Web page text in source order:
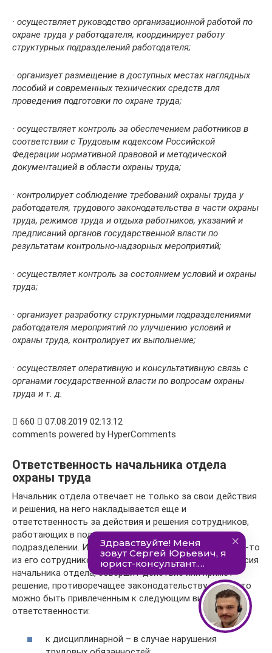
· осуществляет руководство организационной работой по
охране труда у работодателя, координирует работу
структурных подразделений работодателя;
· организует размещение в доступных местах наглядных
пособий и современных технических средств для
проведения подготовки по охране труда;
· осуществляет контроль за обеспечением работников в
соответствии с Трудовым кодексом Российской
Федерации нормативной правовой и методической
документацией в области охраны труда;
· контролирует соблюдение требований охраны труда у
работодателя, трудового законодательства в части охраны
труда, режимов труда и отдыха работников, указаний и
предписаний органов государственной власти по
результатам контрольно-надзорных мероприятий;
· осуществляет контроль за состоянием условий и охраны
труда;
· организует разработку структурными подразделениями
работодателя мероприятий по улучшению условий и
охраны труда, контролирует их выполнение;
· осуществляет оперативную и консультативную связь с
органами государственной власти по вопросам охраны
труда и т. д.
 660  07.08.2019 02:13:12
comments powered by HyperComments
Ответственность начальника отдела
охраны труда
Начальник отдела отвечает не только за свои действия
и решения, на него накладывается еще и
ответственность за действия и решения сотрудников,
работающих в подконтрольном ему структурном
подразделении. И если сам начальник отдела, или кто-то
из его сотрудников, но обязательно с ведома и согласия
начальника отдела, совершит действие или примет
решение, противоречащее законодательству, то за это
можно быть привлеченным к следующим видам
ответственности:
к дисциплинарной – в случае нарушения